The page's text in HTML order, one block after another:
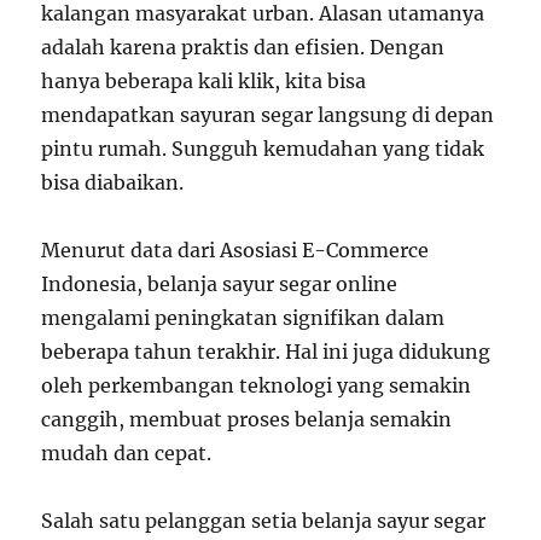
kalangan masyarakat urban. Alasan utamanya
adalah karena praktis dan efisien. Dengan
hanya beberapa kali klik, kita bisa
mendapatkan sayuran segar langsung di depan
pintu rumah. Sungguh kemudahan yang tidak
bisa diabaikan.
Menurut data dari Asosiasi E-Commerce
Indonesia, belanja sayur segar online
mengalami peningkatan signifikan dalam
beberapa tahun terakhir. Hal ini juga didukung
oleh perkembangan teknologi yang semakin
canggih, membuat proses belanja semakin
mudah dan cepat.
Salah satu pelanggan setia belanja sayur segar